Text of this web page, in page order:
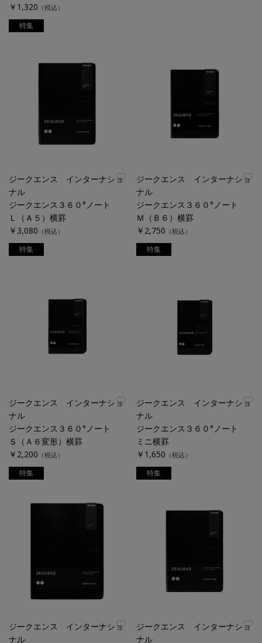
￥1,320 （税込）
特集
ジークエンス インターナショ
ナル
ジークエンス３６０°ノート
Ｌ（Ａ５）横罫
￥3,080 （税込）
特集
ジークエンス インターナショ
ナル
ジークエンス３６０°ノート
Ｍ（Ｂ６）横罫
￥2,750 （税込）
特集
ジークエンス インターナショ
ナル
ジークエンス３６０°ノート
Ｓ（Ａ６変形）横罫
￥2,200 （税込）
特集
ジークエンス インターナショ
ナル
ジークエンス３６０°ノート
ミニ横罫
￥1,650 （税込）
特集
ジークエンス インターナショ
ナル
ジークエンス インターナショ
ナル